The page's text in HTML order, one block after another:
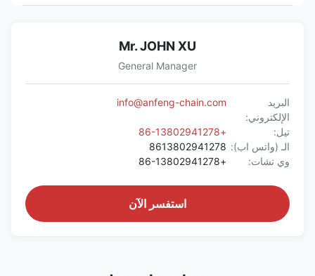
Mr. JOHN XU
General Manager
الإلكتروني:
info@anfeng-chain.com
الـ (واتس اب): 8613802941278
وي تشات:
استفسر الآن